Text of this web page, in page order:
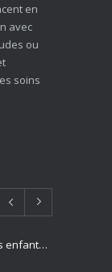
en
avec
ou
soins
Migraines et problème cervical chez les enfants et adolescents